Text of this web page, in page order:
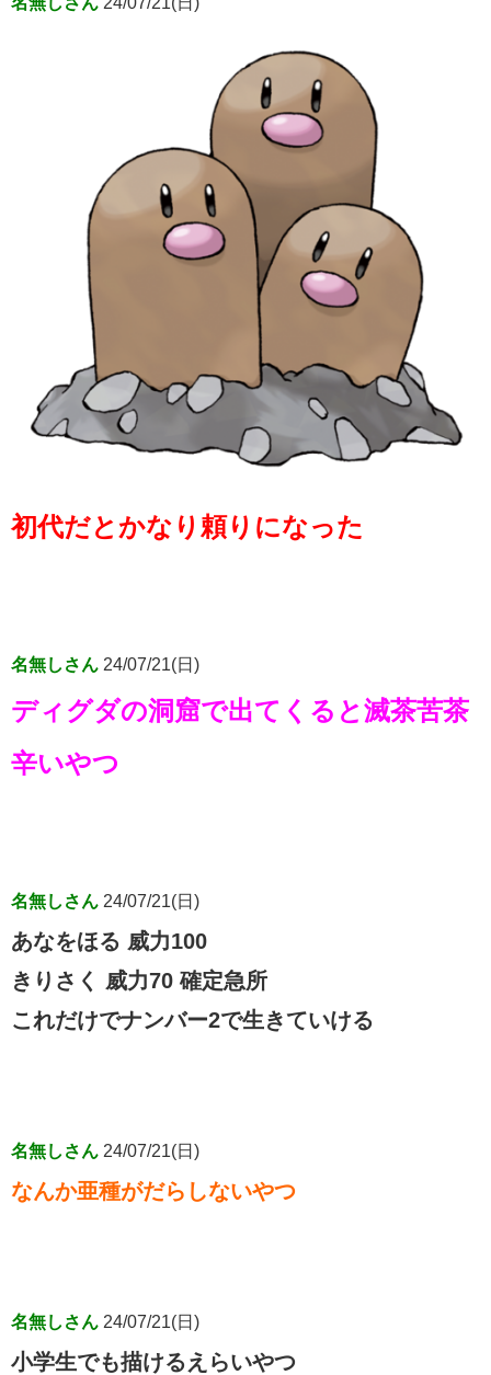
初代だとかなり頼りになった
名無しさん 24/07/21(日)
ディグダの洞窟で出てくると滅茶苦茶
辛いやつ
名無しさん 24/07/21(日)
あなをほる 威力100
きりさく 威力70 確定急所
これだけでナンバー2で生きていける
名無しさん 24/07/21(日)
なんか亜種がだらしないやつ
名無しさん 24/07/21(日)
小学生でも描けるえらいやつ